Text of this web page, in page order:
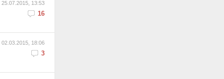
25.07.2015, 13:53
16
02.03.2015, 18:06
3